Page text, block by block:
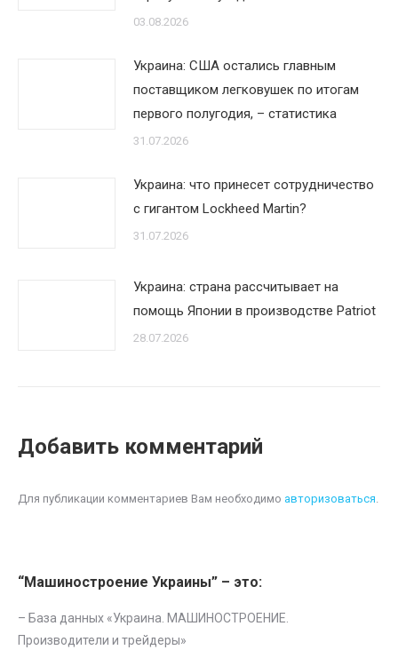
03.08.2026
Украина: США остались главным
поставщиком легковушек по итогам
первого полугодия, – статистика
31.07.2026
Украина: что принесет сотрудничество
с гигантом Lockheed Martin?
31.07.2026
Украина: страна рассчитывает на
помощь Японии в производстве Patriot
28.07.2026
Добавить комментарий
Для публикации комментариев Вам необходимо авторизоваться.
“Машиностроение Украины” – это:
– База данных «Украина. МАШИНОСТРОЕНИЕ.
Производители и трейдеры»